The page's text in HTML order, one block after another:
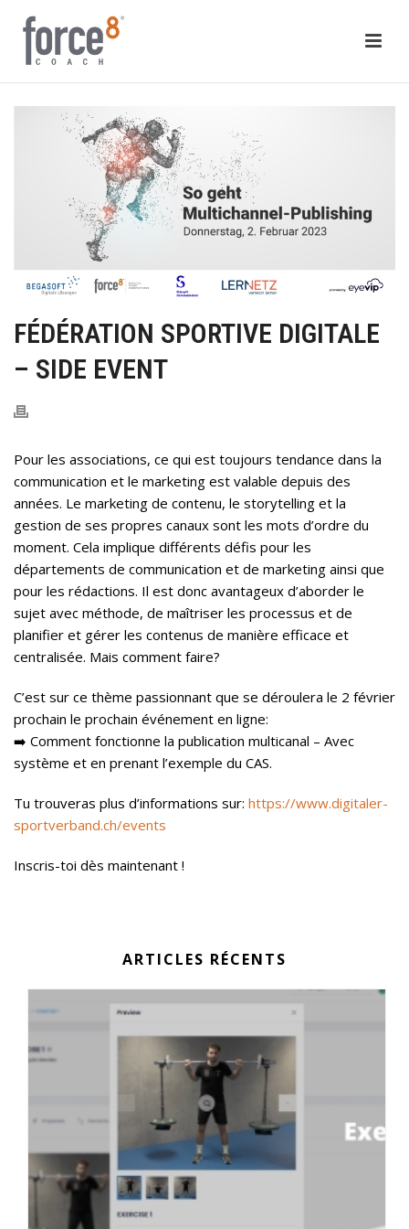
FÉDÉRATION SPORTIVE DIGITALE
– SIDE EVENT
Pour les associations, ce qui est toujours tendance dans la
communication et le marketing est valable depuis des
années. Le marketing de contenu, le storytelling et la
gestion de ses propres canaux sont les mots d’ordre du
moment. Cela implique différents défis pour les
départements de communication et de marketing ainsi que
pour les rédactions. Il est donc avantageux d’aborder le
sujet avec méthode, de maîtriser les processus et de
planifier et gérer les contenus de manière efficace et
centralisée. Mais comment faire?
C’est sur ce thème passionnant que se déroulera le 2 février
prochain le prochain événement en ligne:
➡️ Comment fonctionne la publication multicanal – Avec
système et en prenant l’exemple du CAS.
Tu trouveras plus d’informations sur: https://www.digitaler-
sportverband.ch/events
Inscris-toi dès maintenant !
ARTICLES RÉCENTS